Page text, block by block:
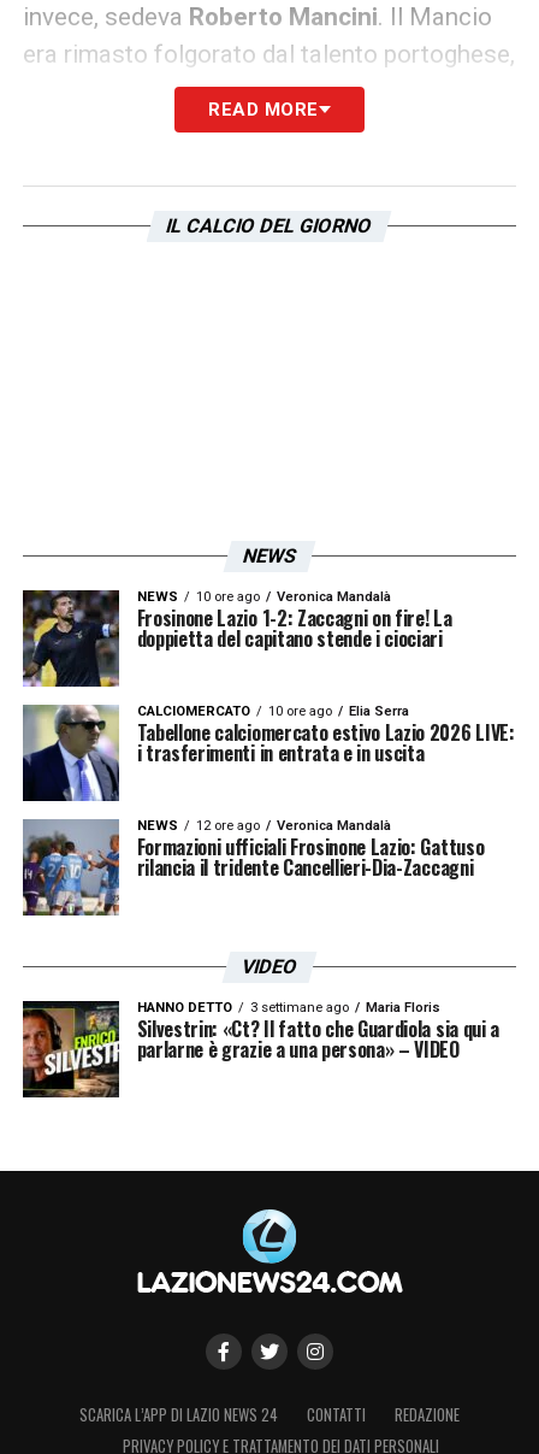
invece, sedeva Roberto Mancini. Il Mancio
era rimasto folgorato dal talento portoghese,
tanto da chiederlo al presidente. Un
retroscena che è oggi raccontato da
impressionato da lui e dal suo compagno di
straordinarie. Diverse dall’umano, lasciatemi
dire».
LA PLAYLIST DELLE NOSTRE TOP NEWS
READ MORE
IL CALCIO DEL GIORNO
NEWS
NEWS 10 ore ago Veronica Mandalà
Frosinone Lazio 1-2: Zaccagni on fire! La
doppietta del capitano stende i ciociari
CALCIOMERCATO 10 ore ago Elia Serra
Tabellone calciomercato estivo Lazio 2026 LIVE:
i trasferimenti in entrata e in uscita
NEWS 12 ore ago Veronica Mandalà
Formazioni ufficiali Frosinone Lazio: Gattuso
rilancia il tridente Cancellieri-Dia-Zaccagni
VIDEO
HANNO DETTO 3 settimane ago Maria Floris
Silvestrin: «Ct? Il fatto che Guardiola sia qui a
parlarne è grazie a una persona» – VIDEO
SCARICA L’APP DI LAZIO NEWS 24 CONTATTI
REDAZIONE
PRIVACY POLICY E TRATTAMENTO DEI DATI PERSONALI